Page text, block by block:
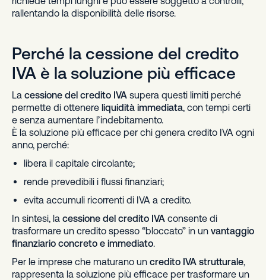
rallentando la disponibilità delle risorse.
Perché la cessione del credito
IVA è la soluzione più efficace
La cessione del credito IVA supera questi limiti perché
permette di ottenere liquidità immediata, con tempi certi
e senza aumentare l’indebitamento.
È la soluzione più efficace per chi genera credito IVA ogni
anno, perché:
libera il capitale circolante;
rende prevedibili i flussi finanziari;
evita accumuli ricorrenti di IVA a credito.
In sintesi, la cessione del credito IVA consente di
trasformare un credito spesso “bloccato” in un vantaggio
finanziario concreto e immediato.
Per le imprese che maturano un credito IVA strutturale,
rappresenta la soluzione più efficace per trasformare un